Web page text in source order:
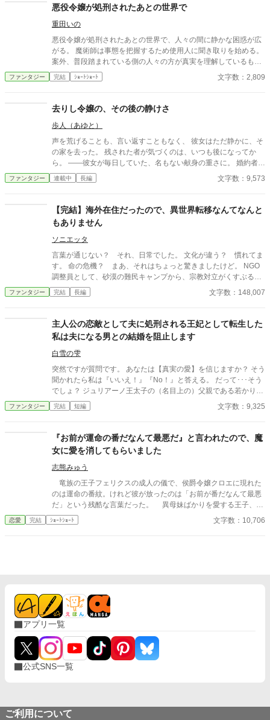
悪役令嬢が処刑されたあとの世界で
重田いの
悪役令嬢が処刑されたあとの世界で、人々の間に静かな困惑が広
がる。 魔術師は事態を把握するため使用人に聞き取りを始める。
案外、普段踏まれている側の人々の方が真実を理解しているもの
である。
ファンタジー 完結 ｼｮｰﾄｼｮｰﾄ 文字数：2,809
去りし令嬢の、その後の静けさ
歩人（あゆと）
声を荒げることも、言い返すこともなく、 彼女はただ静かに、そ
の家を去った。 残された者が気づくのは、いつも後になってか
ら。 ——彼女が毎日していた、名もない献身の重さに。 婚約者
の、夫の、家族の「当たり前」を支えていた手が消えたとき、 失
われたものの輪郭が、ようやく見えてくる。 ざまぁを声高に描か
じんわり効く、一話完結の短編集。 ※S01「捨てられ令嬢」のア
ルファポリス最適化分割。 ※アルファ読者向け：関係性・感情の
機微・余韻を最優先。
ファンタジー 連載中 長編 文字数：9,573
【完結】海外在住だったので、異世界転移なんてなんと
もありません
ソニエッタ
言葉が通じない？ それ、日常でした。 文化が違う？ 慣れてま
す。 命の危機？ まあ、それはちょっと驚きましたけど。 NGO
調整員として、砂漠の難民キャンプから、宗教対立がくすぶる交
渉の現場まで――。 いろんな修羅場をくぐってきた私が、今度は
魔族の村に“神託の者”として召喚されました。 スーツケース一つ
魔王のいる世界だっただけ。 「聖剣？ 魔法？ それよりまず、水
と食糧と、宗教的禁忌の確認ですね」 ちょっとズレてて、でもや
たらと現場慣れしてる。 そんな“救世主”、エミリの異世界ロジカ
ル生活、はじまります。
ファンタジー 完結 長編 文字数：148,007
主人公の恋敵として夫に処刑される王妃として転生した
私は夫になる男との結婚を阻止します
白雪の雫
突然ですが質問です。 あなたは【真実の愛】を信じますか？ そう
聞かれたら私は『いいえ！』『No！』と答える。 だって･･･そう
でしょ？ ジュリアーノ王太子の（名目上の）父親である若かりし
頃の陛下曰く「私と彼女は真実の愛で結ばれている」という何が
何だか訳の分からない理屈で、婚約者だった大臣の姫ではなく平
になった女は庭師と不倫して不義の子を儲け、その不義の子こと
ジュリアーノは陛下が側室にも成れない身分の低い女が産んだ息
子のユーリアを後宮に入れて妃のように扱っているのよーーー
っ！！！ 私とジュリアーノの結婚は王太子の後見になって欲しい
と陛下から土下座をされてまで請われたもの。 それなのに･･･ジ
ュリアーノは私を後宮の片隅に追いやりユーリアと毎晩「アッ
ー！」をしている。 しかも！ ジュリアーノはユーリアと「アッ
ー！」をするにしてもベルフィーネという存在が邪魔という理由
だけで、正式な王太子妃である私を車裂きの刑にしやがるの
ンタジー、ベルフィーネの一人称は『私』と書いて『わたくし』
です。
ファンタジー 完結 短編 文字数：9,325
『お前が運命の番だなんて最悪だ』と言われたので、魔
女に愛を消してもらいました
志熊みゅう
竜族の王子フェリクスの成人の儀で、侯爵令嬢クロエに現れた
のは運命の番紋。けれど彼が放ったのは「お前が番だなんて最悪
だ」という残酷な言葉だった。 異母妹ばかりを愛する王子、家
族に疎まれる日々に耐えきれなくなったクロエは、半地下に住む
魔女へ願う。「この愛を消してください」と。 恋も嫉妬も失
恋愛 完結 ｼｮｰﾄｼｮｰﾄ 文字数：10,706
アプリ一覧
公式SNS一覧
ご利用について